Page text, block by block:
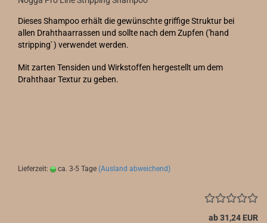
Dieses Shampoo erhält die gewünschte griffige Struktur bei
allen Drahthaarrassen und sollte nach dem Zupfen ('hand
stripping' ) verwendet werden.
Mit zarten Tensiden und Wirkstoffen hergestellt um dem
Drahthaar Textur zu geben.
Lieferzeit: ca. 3-5 Tage (Ausland abweichend)
ab 31,24 EUR